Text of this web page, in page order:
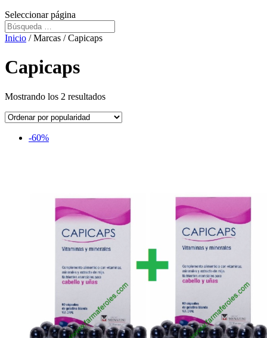
Seleccionar página
Inicio / Marcas / Capicaps
Capicaps
Mostrando los 2 resultados
-60%